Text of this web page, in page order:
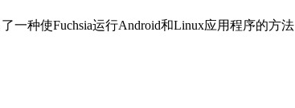
一种使Fuchsia运行Android和Linux应用程序的方法